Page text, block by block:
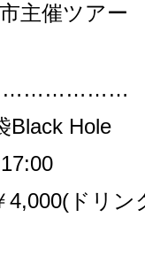
主催ツアー
Black Hole
4,000(ドリン